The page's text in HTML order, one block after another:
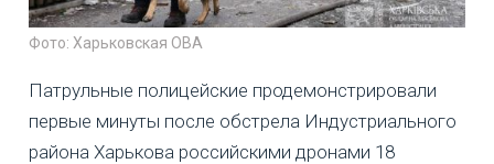
Фото: Харьковская ОВА
Патрульные полицейские продемонстрировали
первые минуты после обстрела Индустриального
района Харькова российскими дронами 18